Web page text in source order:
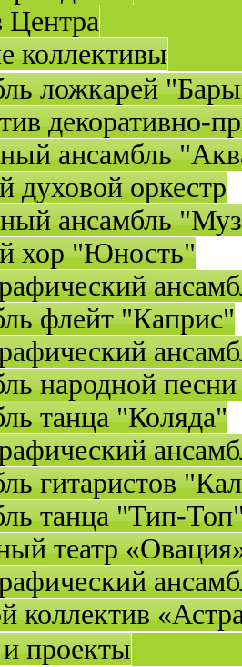
Центра
коллективы
ложкарей
декоративно-
ансамбль
духовой оркестр
ансамбль
хор "Юность"
флейт "Каприс"
народной
танца "Коляда"
гитаристов
танца "Тип-
театр
коллектив
проекты